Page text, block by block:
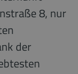
8, nur
der